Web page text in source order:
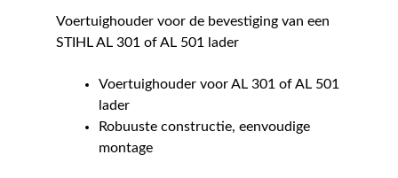
Voertuighouder voor de bevestiging van een
STIHL AL 301 of AL 501 lader
Voertuighouder voor AL 301 of AL 501
lader
Robuuste constructie, eenvoudige
montage